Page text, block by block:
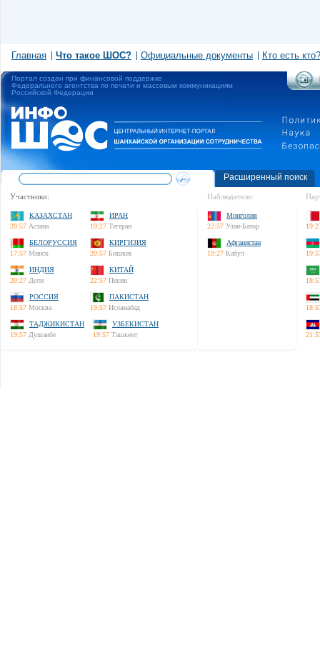
Главная Что такое ШОС? Официальные документы Кто есть кто?
Портал создан при финансовой поддержке
Федерального агентства по печати и массовым коммуникациям
Российской Федерации
Расширенный поиск
Участники:
КАЗАХСТАН
20:57 Астана
ИРАН
19:27 Тегеран
БЕЛОРУССИЯ
17:57 Минск
КИРГИЗИЯ
20:57 Бишкек
ИНДИЯ
20:27 Дели
КИТАЙ
22:57 Пекин
РОССИЯ
18:57 Москва
ПАКИСТАН
19:57 Исламабад
ТАДЖИКИСТАН
19:57 Душанбе
УЗБЕКИСТАН
19:57 Ташкент
Наблюдатели:
Монголия
22:57 Улан-Батор
Афганистан
19:27 Кабул